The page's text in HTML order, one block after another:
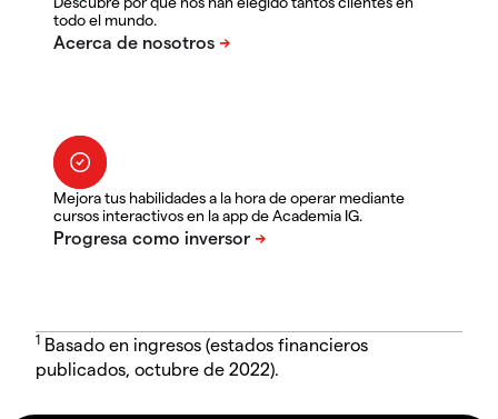
todo el mundo.
Mejora tus habilidades a la hora de operar mediante
cursos interactivos en la app de Academia IG.
1 Basado en ingresos (estados financieros
publicados, octubre de 2022).